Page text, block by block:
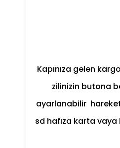
Kapınıza gelen
zilinizin butona
ayarlanabilir hareket
sd hafıza karta